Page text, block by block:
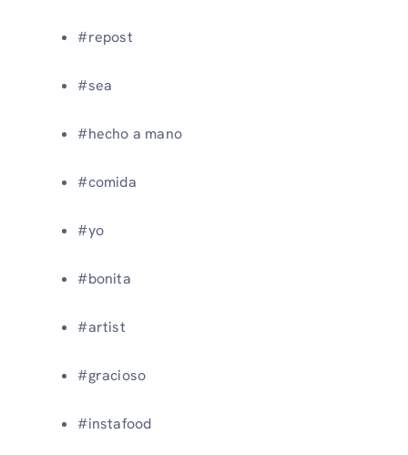
#repost
#sea
#hecho a mano
#comida
#yo
#bonita
#artist
#gracioso
#instafood